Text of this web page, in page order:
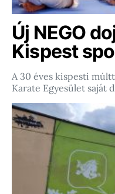
Új NEGO
Kispest
A 30 éves kispesti
Karate Egyesület saját